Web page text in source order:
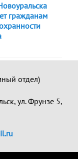
гражданам
отдел)
ул. Фрунзе 5,